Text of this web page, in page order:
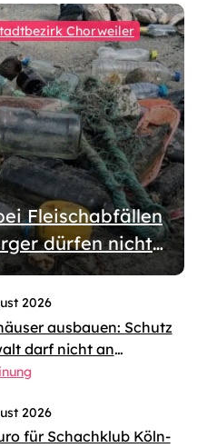
Chorweiler
Fleischabfällen
dürfen nicht
werden
2026
ausbauen: Schutz
darf nicht an
Verfahren scheitern
2026
für Schachklub Köln-